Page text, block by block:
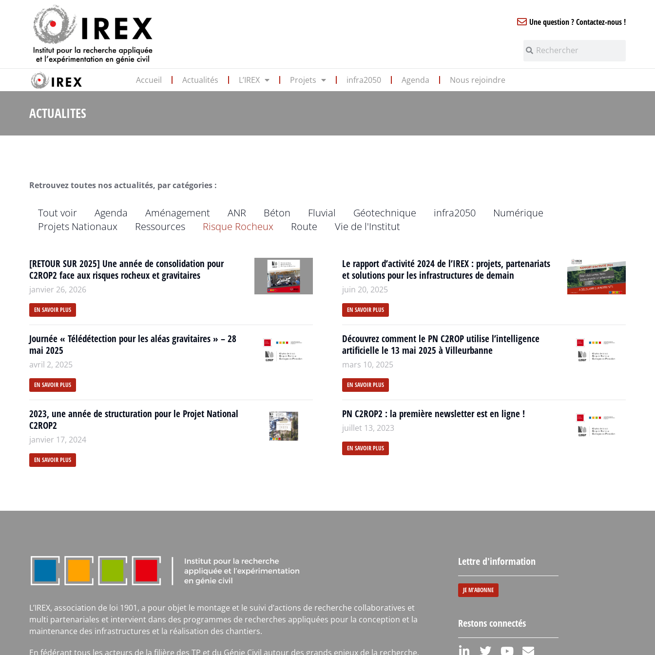
Une question ? Contactez-nous !
Accueil Actualités L’IREX Projets infra2050 Agenda Nous rejoindre
ACTUALITES
Retrouvez toutes nos actualités, par catégories :
Tout voir Agenda Aménagement ANR Béton Fluvial Géotechnique infra2050
Numérique
Projets Nationaux
Ressources Risque Rocheux Route Vie de l'Institut
[RETOUR SUR 2025] Une année de consolidation pour
C2ROP2 face aux risques rocheux et gravitaires
janvier 26, 2026
EN SAVOIR PLUS
Le rapport d’activité 2024 de l’IREX : projets, partenariats
et solutions pour les infrastructures de demain
juin 20, 2025
EN SAVOIR PLUS
Journée « Télédétection pour les aléas gravitaires » – 28
mai 2025
avril 2, 2025
EN SAVOIR PLUS
Découvrez comment le PN C2ROP utilise l’intelligence
artificielle le 13 mai 2025 à Villeurbanne
mars 10, 2025
EN SAVOIR PLUS
2023, une année de structuration pour le Projet National
C2ROP2
janvier 17, 2024
EN SAVOIR PLUS
PN C2ROP2 : la première newsletter est en ligne !
juillet 13, 2023
EN SAVOIR PLUS
L’IREX, association de loi 1901, a pour objet le montage et le suivi d’actions de recherche collaboratives et
multi partenariales et intervient dans des programmes de recherches appliquées pour la conception et la
maintenance des infrastructures et la réalisation des chantiers.
En fédérant tous les acteurs de la filière des TP et du Génie Civil autour des grands enjeux de la recherche,
Lettre d'information
JE M'ABONNE
Restons connectés